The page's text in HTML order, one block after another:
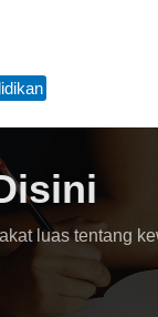
luas tentang